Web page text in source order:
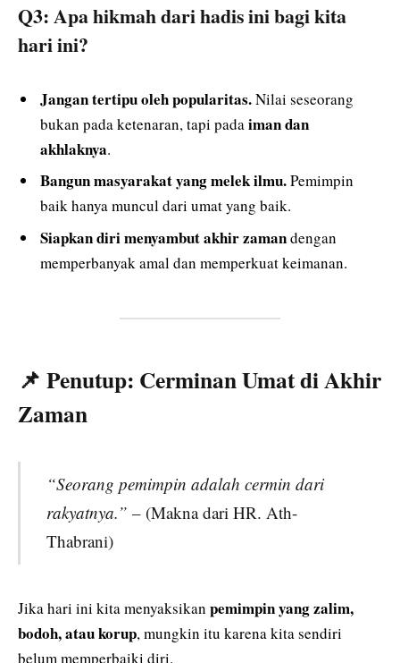
Q3: Apa hikmah dari hadis ini bagi kita
hari ini?
Jangan tertipu oleh popularitas.Nilai seseorang
bukan pada ketenaran, tapi padaiman dan
akhlaknya.
Bangun masyarakat yang melek ilmu.Pemimpin
baik hanya muncul dari umat yang baik.
Siapkan diri menyambut akhir zamandengan
memperbanyak amal dan memperkuat keimanan.
📌 Penutup: Cerminan Umat di Akhir
Zaman
“Seorang pemimpin adalah cermin dari
rakyatnya.” – (Makna dari HR. Ath-
Thabrani)
Jika hari ini kita menyaksikan pemimpin yang zalim,
bodoh, atau korup, mungkin itu karena kita sendiri
belum memperbaiki diri.